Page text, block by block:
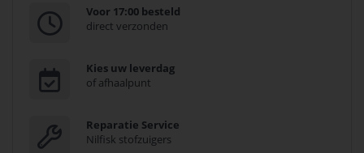
Voor 17:00 besteld
direct verzonden
Kies uw leverdag
of afhaalpunt
Reparatie Service
Nilfisk stofzuigers